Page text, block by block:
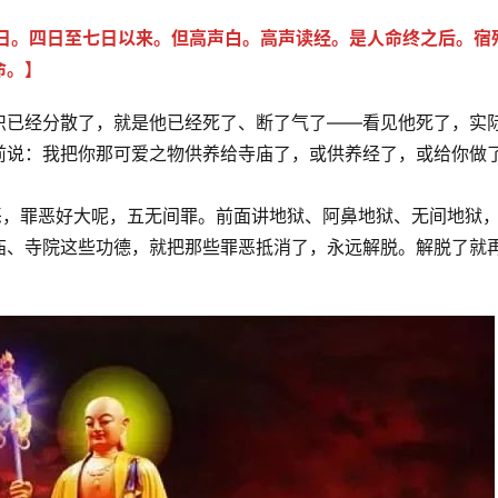
四日至七日以来。但高声白。高声读经。是人命终之后。宿
】
经分散了，就是他已经死了、断了气了——看见他死了，实
：我把你那可爱之物供养给寺庙了，或供养经了，或给你做
罪恶好大呢，五无间罪。前面讲地狱、阿鼻地狱、无间地狱
寺院这些功德，就把那些罪恶抵消了，永远解脱。解脱了就